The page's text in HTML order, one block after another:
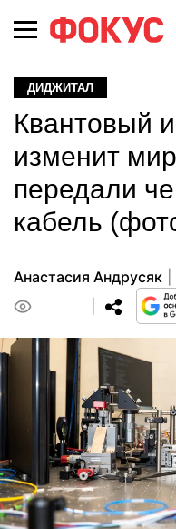
ДИДЖИТАЛ
Квантовый
изменит
передали
кабель
Анастасия Андрусяк